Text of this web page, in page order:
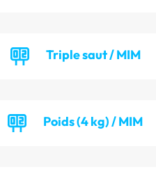
Triple saut / MIM
Poids (4 kg) / MIM